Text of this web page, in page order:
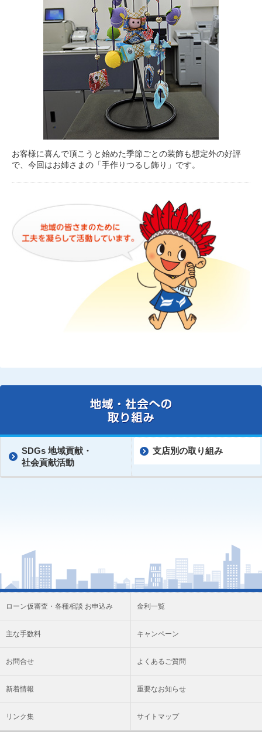
お客様に喜んで頂こうと始めた季節ごとの装飾も想定外の好評
で、今回はお姉さまの「手作りつるし飾り」です。
SDGs 地域貢献・
社会貢献活動
支店別の取り組み
ローン仮審査・各種相談 お申込み 金利一覧
主な手数料 キャンペーン
お問合せ よくあるご質問
新着情報 重要なお知らせ
リンク集 サイトマップ